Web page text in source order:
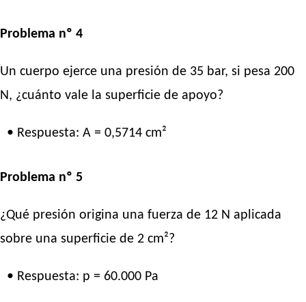
Problema nº 4
Un cuerpo ejerce una presión de 35 bar, si pesa 200
N, ¿cuánto vale la superficie de apoyo?
• Respuesta: A = 0,5714 cm²
Problema nº 5
¿Qué presión origina una fuerza de 12 N aplicada
sobre una superficie de 2 cm²?
• Respuesta: p = 60.000 Pa